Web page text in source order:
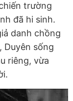
trường
đã hi sinh.
danh chồng
Duyên sống
riêng, vừa